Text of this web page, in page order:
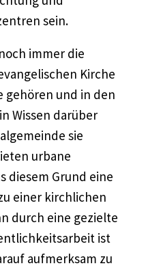
sein.
immer die
Kirche
gehören und in den
Wissen darüber
sie
urbane
diesem Grund eine
einer kirchlichen
durch eine gezielte
ist
aufmerksam zu